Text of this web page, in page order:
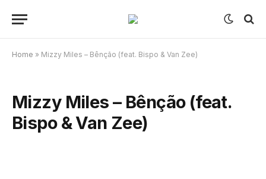
Home » Mizzy Miles – Bênção (feat. Bispo & Van Zee)
Mizzy Miles – Bênção (feat.
Bispo & Van Zee)